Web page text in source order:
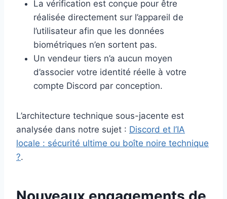
La vérification est conçue pour être
réalisée directement sur l’appareil de
l’utilisateur afin que les données
biométriques n’en sortent pas.
Un vendeur tiers n’a aucun moyen
d’associer votre identité réelle à votre
compte Discord par conception.
L’architecture technique sous-jacente est
analysée dans notre sujet : Discord et l’IA
locale : sécurité ultime ou boîte noire technique
?.